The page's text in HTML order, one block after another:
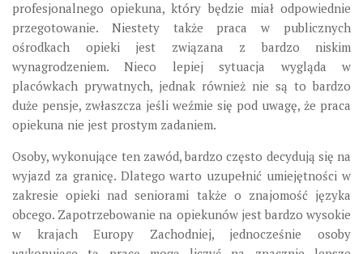
profesjonalnego opiekuna, który będzie miał odpowiednie
przegotowanie. Niestety także praca w publicznych
ośrodkach opieki jest związana z bardzo niskim
wynagrodzeniem. Nieco lepiej sytuacja wygląda w
placówkach prywatnych, jednak również nie są to bardzo
duże pensje, zwłaszcza jeśli weźmie się pod uwagę, że praca
opiekuna nie jest prostym zadaniem.
Osoby, wykonujące ten zawód, bardzo często decydują się na
wyjazd za granicę. Dlatego warto uzupełnić umiejętności w
zakresie opieki nad seniorami także o znajomość języka
obcego. Zapotrzebowanie na opiekunów jest bardzo wysokie
w krajach Europy Zachodniej, jednocześnie osoby